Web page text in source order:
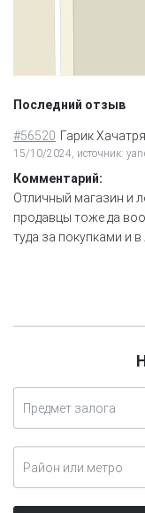
Последний отзыв
#56520 Гарик
15/10/2024, источник:
Комментарий:
Отличный магазин и
продавцы тоже да
туда за покупками и
Предмет залога
Район или метро